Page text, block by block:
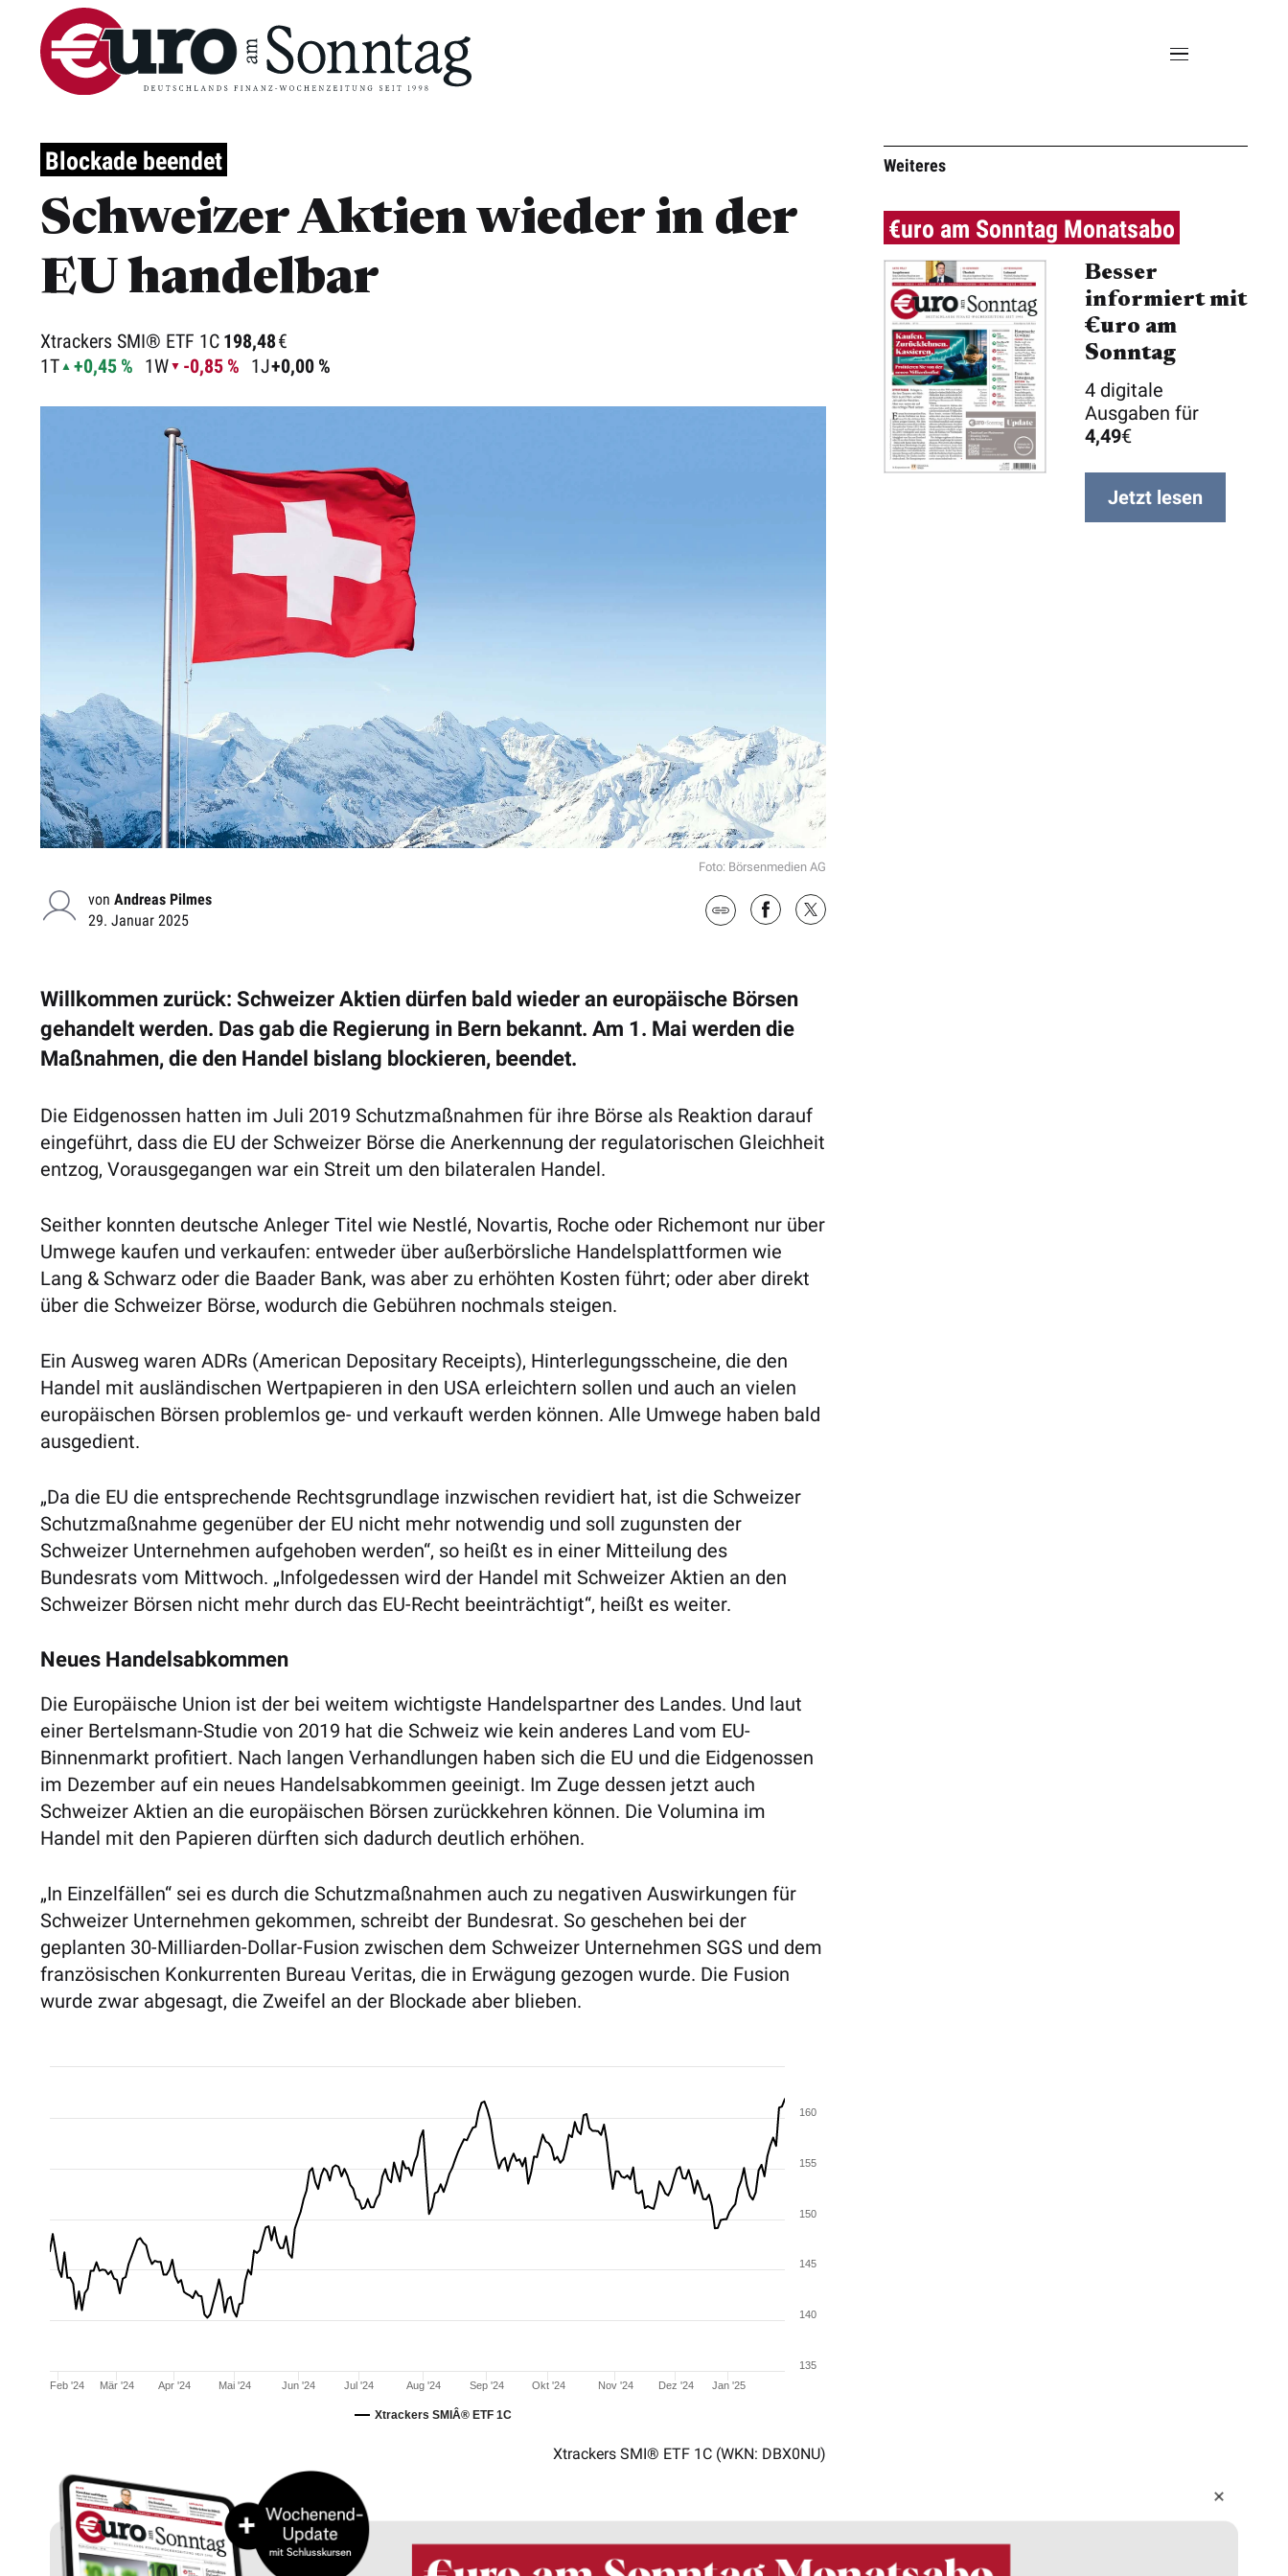
Blockade beendet
Schweizer Aktien wieder in der
EU handelbar
Xtrackers SMI® ETF 1C 198,48€
1T
+0,45 % 1W -0,85 % 1J+0,00 %
Foto: Börsenmedien AG
von Andreas Pilmes
29. Januar 2025
Willkommen zurück: Schweizer Aktien dürfen bald wieder an europäische Börsen
gehandelt werden. Das gab die Regierung in Bern bekannt. Am 1. Mai werden die
Maßnahmen, die den Handel bislang blockieren, beendet.
Die Eidgenossen hatten im Juli 2019 Schutzmaßnahmen für ihre Börse als Reaktion darauf
eingeführt, dass die EU der Schweizer Börse die Anerkennung der regulatorischen Gleichheit
entzog, Vorausgegangen war ein Streit um den bilateralen Handel.
Seither konnten deutsche Anleger Titel wie Nestlé, Novartis, Roche oder Richemont nur über
Umwege kaufen und verkaufen: entweder über außerbörsliche Handelsplattformen wie
Lang & Schwarz oder die Baader Bank, was aber zu erhöhten Kosten führt; oder aber direkt
über die Schweizer Börse, wodurch die Gebühren nochmals steigen.
Ein Ausweg waren ADRs (American Depositary Receipts), Hinterlegungsscheine, die den
Handel mit ausländischen Wertpapieren in den USA erleichtern sollen und auch an vielen
europäischen Börsen problemlos ge- und verkauft werden können. Alle Umwege haben bald
ausgedient.
„Da die EU die entsprechende Rechtsgrundlage inzwischen revidiert hat, ist die Schweizer
Schutzmaßnahme gegenüber der EU nicht mehr notwendig und soll zugunsten der
Schweizer Unternehmen aufgehoben werden“, so heißt es in einer Mitteilung des
Bundesrats vom Mittwoch. „Infolgedessen wird der Handel mit Schweizer Aktien an den
Schweizer Börsen nicht mehr durch das EU-Recht beeinträchtigt“, heißt es weiter.
Neues Handelsabkommen
Die Europäische Union ist der bei weitem wichtigste Handelspartner des Landes. Und laut
einer Bertelsmann-Studie von 2019 hat die Schweiz wie kein anderes Land vom EU-
Binnenmarkt profitiert. Nach langen Verhandlungen haben sich die EU und die Eidgenossen
im Dezember auf ein neues Handelsabkommen geeinigt. Im Zuge dessen jetzt auch
Schweizer Aktien an die europäischen Börsen zurückkehren können. Die Volumina im
Handel mit den Papieren dürften sich dadurch deutlich erhöhen.
„In Einzelfällen“ sei es durch die Schutzmaßnahmen auch zu negativen Auswirkungen für
Schweizer Unternehmen gekommen, schreibt der Bundesrat. So geschehen bei der
geplanten 30-Milliarden-Dollar-Fusion zwischen dem Schweizer Unternehmen SGS und dem
französischen Konkurrenten Bureau Veritas, die in Erwägung gezogen wurde. Die Fusion
wurde zwar abgesagt, die Zweifel an der Blockade aber blieben.
Xtrackers SMIÂ® ETF 1C
Feb '24 Mär '24 Apr '24 Mai '24 Jun '24 Jul '24 Aug '24 Sep '24 Okt '24 Nov '24 Dez '24 Jan '25
135
140
145
150
155
160
Xtrackers SMI® ETF 1C (WKN: DBX0NU)
Weiteres
€uro am Sonntag Monatsabo
Besser
informiert mit
€uro am
Sonntag
4 digitale
Ausgaben für
4,49€
Jetzt lesen